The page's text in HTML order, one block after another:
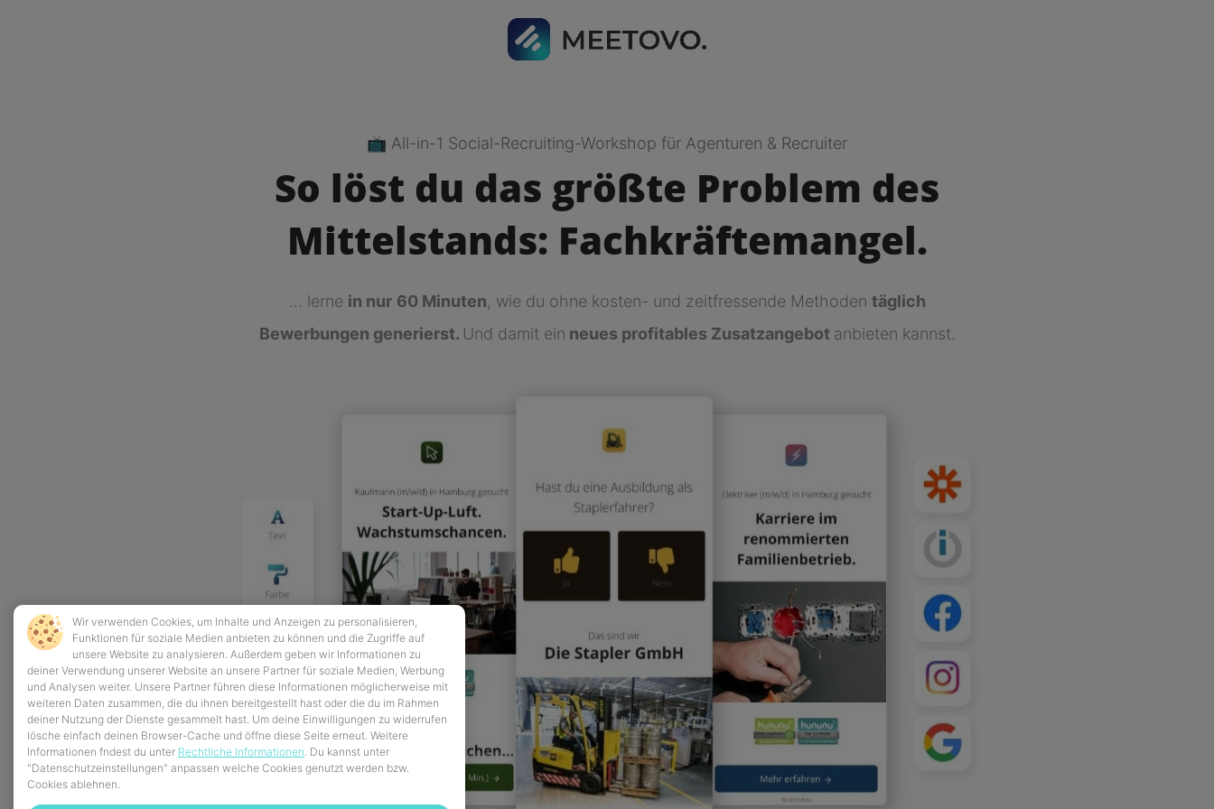
Wir verwenden Cookies, um Inhalte und Anzeigen zu personalisieren,
Funktionen für soziale Medien anbieten zu können und die Zugriffe auf
unsere Website zu analysieren. Außerdem geben wir Informationen zu
deiner Verwendung unserer Website an unsere Partner für soziale Medien, Werbung
und Analysen weiter. Unsere Partner führen diese Informationen möglicherweise mit
weiteren Daten zusammen, die du ihnen bereitgestellt hast oder die du im Rahmen
deiner Nutzung der Dienste gesammelt hast. Um deine Einwilligungen zu widerrufen
lösche einfach deinen Browser-Cache und öffne diese Seite erneut. Weitere
Informationen fndest du unter Rechtliche Informationen. Du kannst unter
"Datenschutzeinstellungen" anpassen welche Cookies genutzt werden bzw.
Cookies ablehnen.
📺 All-in-1 Social-Recruiting-Workshop für Agenturen & Recruiter
So löst du das größte Problem des
Mittelstands: Fachkräftemangel.
... lerne in nur 60 Minuten, wie du ohne kosten- und zeitfressende Methoden täglich
Bewerbungen generierst. Und damit ein neues profitables Zusatzangebot anbieten kannst.